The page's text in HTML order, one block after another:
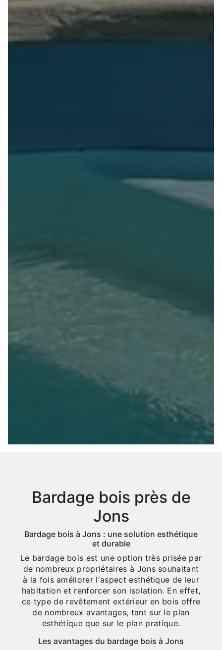
Bardage bois près de
Jons
Bardage bois à Jons : une solution esthétique
et durable
Le bardage bois est une option très prisée par
de nombreux propriétaires à Jons souhaitant
à la fois améliorer l'aspect esthétique de leur
habitation et renforcer son isolation. En effet,
ce type de revêtement extérieur en bois offre
de nombreux avantages, tant sur le plan
esthétique que sur le plan pratique.
Les avantages du bardage bois à Jons